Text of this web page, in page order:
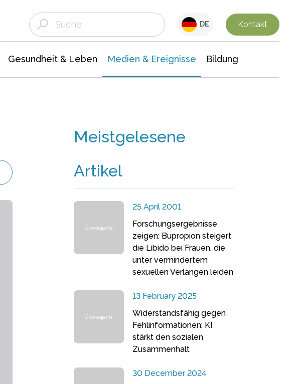
DE Kontakt
Gesundheit & Leben Medien & Ereignisse Bildung
Meistgelesene
Artikel
25 April 2001
Forschungsergebnisse
zeigen: Bupropion steigert
die Libido bei Frauen, die
unter vermindertem
sexuellen Verlangen leiden
13 February 2025
Widerstandsfähig gegen
Fehlinformationen: KI
stärkt den sozialen
Zusammenhalt
30 December 2024